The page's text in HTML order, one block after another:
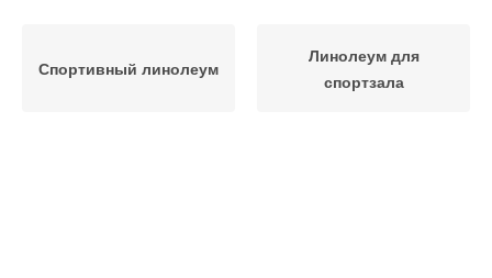
Спортивный линолеум
Линолеум для
спортзала